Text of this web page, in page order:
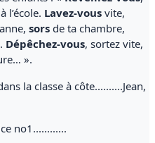
l’école. Lavez-vous vite,
sors de ta chambre,
Dépêchez-vous, sortez vite,
».
la classe à côte..........Jean,
no1............